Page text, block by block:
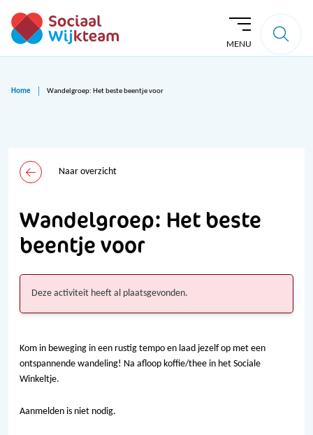
MENU
Home Wandelgroep: Het beste beentje voor
Naar overzicht
Wandelgroep: Het beste
beentje voor
Deze activiteit heeft al plaatsgevonden.
Kom in beweging in een rustig tempo en laad jezelf op met een
ontspannende wandeling! Na afloop koffie/thee in het Sociale
Winkeltje.
Aanmelden is niet nodig.